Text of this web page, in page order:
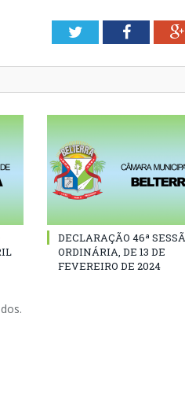
TwitterFacebook
DECLARAÇÃO 46ª
ORDINÁRIA, DE 13 DE
FEVEREIRO DE 2024